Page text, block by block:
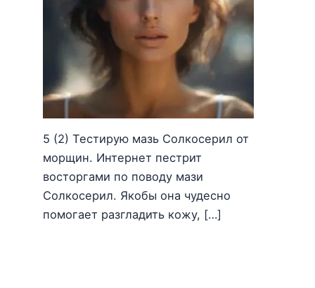
5 (2) Тестирую мазь Солкосерил от
морщин. Интернет пестрит
восторгами по поводу мази
Солкосерил. Якобы она чудесно
помогает разгладить кожу, […]